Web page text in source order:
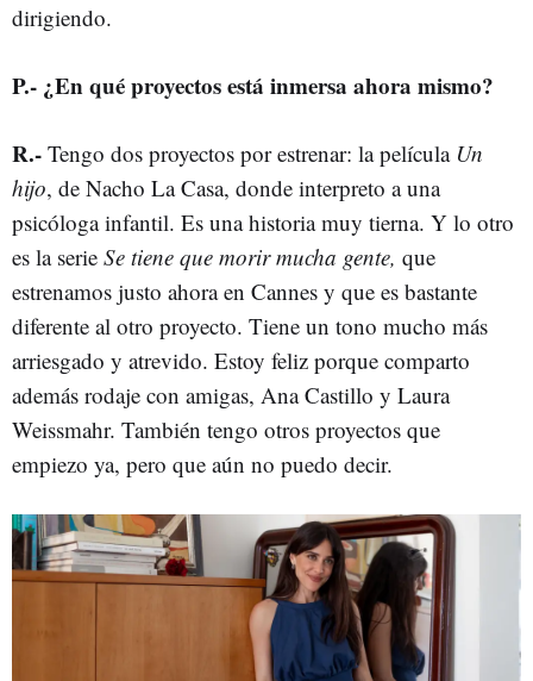
dirigiendo.
P.- ¿En qué proyectos está inmersa ahora mismo?
R.- Tengo dos proyectos por estrenar: la película Un
hijo, de Nacho La Casa, donde interpreto a una
psicóloga infantil. Es una historia muy tierna. Y lo otro
es la serie Se tiene que morir mucha gente, que
estrenamos justo ahora en Cannes y que es bastante
diferente al otro proyecto. Tiene un tono mucho más
arriesgado y atrevido. Estoy feliz porque comparto
además rodaje con amigas, Ana Castillo y Laura
Weissmahr. También tengo otros proyectos que
empiezo ya, pero que aún no puedo decir.